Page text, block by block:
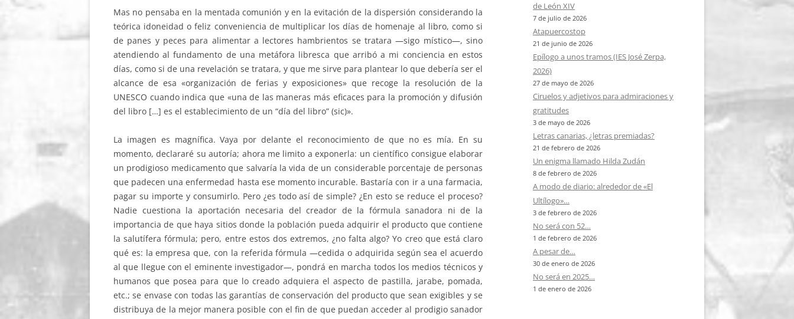
Mas no pensaba en la mentada comunión y en la evitación de la dispersión considerando la
teórica idoneidad o feliz conveniencia de multiplicar los días de homenaje al libro, como si
de panes y peces para alimentar a lectores hambrientos se tratara —sigo místico—, sino
atendiendo al fundamento de una metáfora libresca que arribó a mi conciencia en estos
días, como si de una revelación se tratara, y que me sirve para plantear lo que debería ser el
alcance de esa «organización de ferias y exposiciones» que recoge la resolución de la
UNESCO cuando indica que «una de las maneras más eficaces para la promoción y difusión
del libro […] es el establecimiento de un “día del libro” (sic)».
La imagen es magnífica. Vaya por delante el reconocimiento de que no es mía. En su
momento, declararé su autoría; ahora me limito a exponerla: un científico consigue elaborar
un prodigioso medicamento que salvaría la vida de un considerable porcentaje de personas
que padecen una enfermedad hasta ese momento incurable. Bastaría con ir a una farmacia,
pagar su importe y consumirlo. Pero ¿es todo así de simple? ¿En esto se reduce el proceso?
Nadie cuestiona la aportación necesaria del creador de la fórmula sanadora ni de la
importancia de que haya sitios donde la población pueda adquirir el producto que contiene
la salutífera fórmula; pero, entre estos dos extremos, ¿no falta algo? Yo creo que está claro
qué es: la empresa que, con la referida fórmula —cedida o adquirida según sea el acuerdo
al que llegue con el eminente investigador—, pondrá en marcha todos los medios técnicos y
humanos que posea para que lo creado adquiera el aspecto de pastilla, jarabe, pomada,
etc.; se envase con todas las garantías de conservación del producto que sean exigibles y se
distribuya de la mejor manera posible con el fin de que puedan acceder al prodigio sanador
de León XIV
7 de julio de 2026
Atapuercostop
21 de junio de 2026
Epílogo a unos tramos (IES José Zerpa,
2026)
27 de mayo de 2026
Ciruelos y adjetivos para admiraciones y
gratitudes
3 de mayo de 2026
Letras canarias, ¿letras premiadas?
21 de febrero de 2026
Un enigma llamado Hilda Zudán
8 de febrero de 2026
A modo de diario: alrededor de «El
Ultílogo»…
3 de febrero de 2026
No será con 52…
1 de febrero de 2026
A pesar de…
30 de enero de 2026
No será en 2025…
1 de enero de 2026